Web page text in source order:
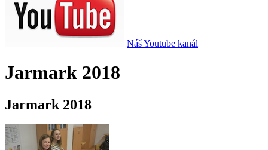
Náš Youtube kanál
Jarmark 2018
Jarmark 2018